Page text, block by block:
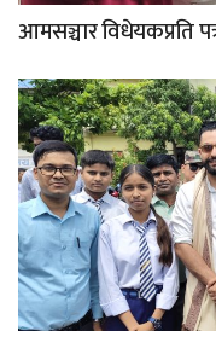
आमसञ्चार विधेयकप्रति